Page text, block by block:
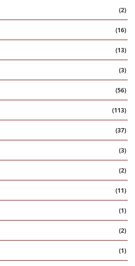
(2)
(16)
(13)
(3)
(56)
(113)
(37)
(3)
(2)
(11)
(1)
(2)
(1)